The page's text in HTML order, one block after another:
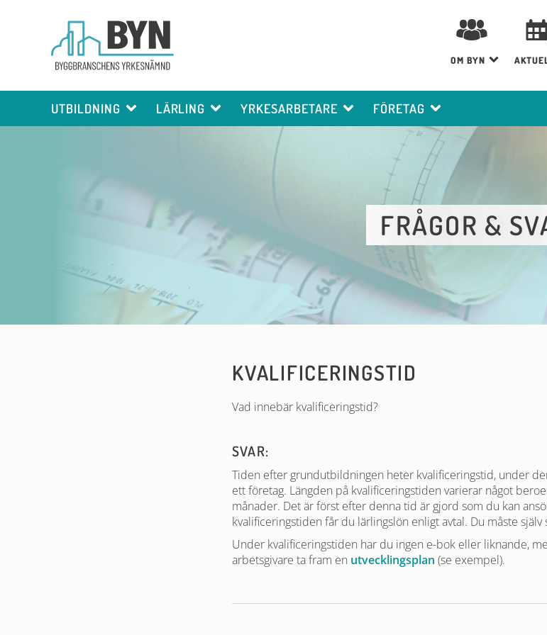
OM BYN
UTBILDNING LÄRLING YRKESARBETARE FÖRETAG
FRÅGOR &
KVALIFICERINGSTID
Vad innebär kvalificeringstid?
SVAR:
Tiden efter grundutbildningen heter kvalificeringstid, under
ett företag. Längden på kvalificeringstiden varierar något
månader. Det är först efter denna tid är gjord som du kan
kvalificeringstiden får du lärlingslön enligt avtal. Du måste själv
Under kvalificeringstiden har du ingen e-bok eller liknande,
arbetsgivare ta fram en utvecklingsplan (se exempel).